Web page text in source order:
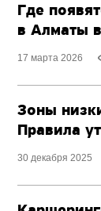
Где
в Алматы
17 марта 2026
Зоны
Правила
30 декабря 2025